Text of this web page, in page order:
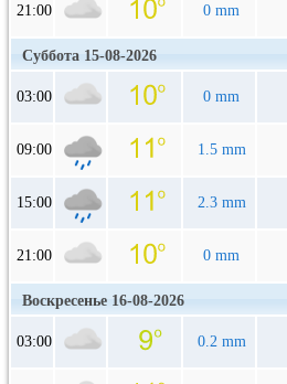
21:00 0 mm
Суббота 15-08-2026
03:00 0 mm
09:00 1.5 mm
15:00 2.3 mm
21:00 0 mm
Воскресенье 16-08-2026
03:00 0.2 mm